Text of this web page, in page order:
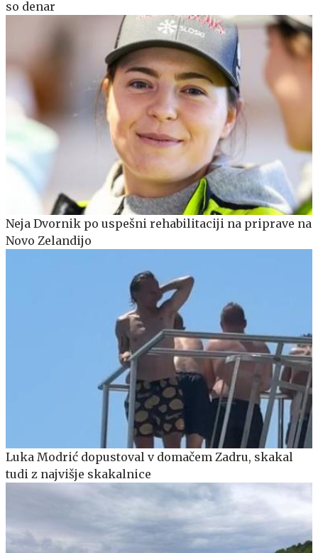
so denar
Neja Dvornik po uspešni rehabilitaciji na priprave na
Novo Zelandijo
Luka Modrić dopustoval v domačem Zadru, skakal
tudi z najvišje skakalnice